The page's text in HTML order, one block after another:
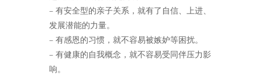
– 有安全型的亲子关系，就有了自信、上进、
发展潜能的力量。
– 有感恩的习惯，就不容易被嫉妒等困扰。
– 有健康的自我概念，就不容易受同伴压力影
响。